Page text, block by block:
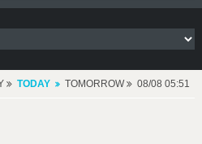
TODAY TOMORROW 08/08 05:51